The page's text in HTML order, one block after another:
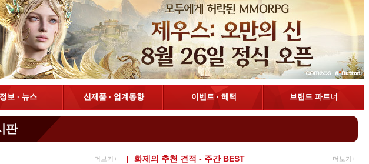
보 · 뉴스 신제품 · 업계동향 이벤트 · 혜택 브랜드 파트너
판
더보기+ 화제의 추천 견적 - 주간 BEST 더보기+